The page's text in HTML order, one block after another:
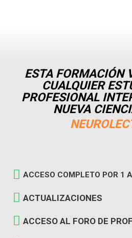
ESTA FORMACIÓN
CUALQUIER
PROFESIONAL
NUEVA
ACCESO COMPLETO POR 1
ACTUALIZACIONES
ACCESO AL FORO DE